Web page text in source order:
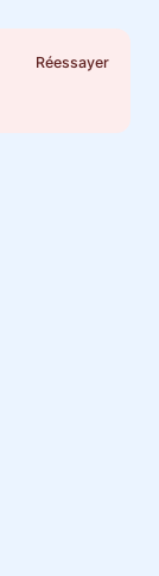
Réessayer